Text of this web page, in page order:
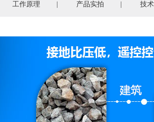
工作原理 产品实拍 技